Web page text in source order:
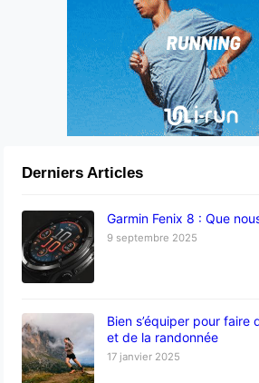
Derniers Articles
Garmin Fenix 8 : Que
9 septembre 2025
Bien s’équiper pour
et de la randonnée
17 janvier 2025